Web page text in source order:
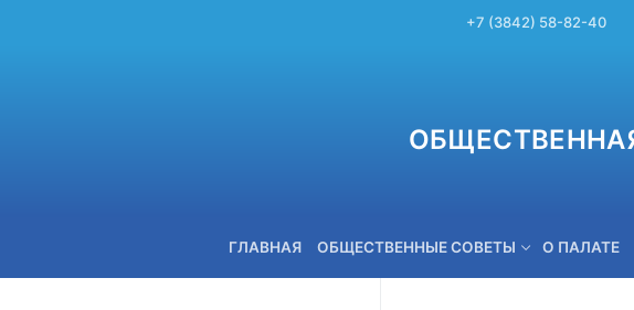
+7 (3842) 58-82-40
ГЛАВНАЯ ОБЩЕСТВЕННЫЕ СОВЕТЫ О ПАЛАТЕ